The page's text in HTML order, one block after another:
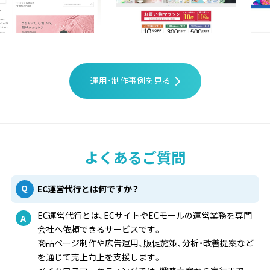
運用・制作事例を見る
よくあるご質問
EC運営代行とは何ですか？
EC運営代行とは、ECサイトやECモールの運営業務を専門
会社へ依頼できるサービスです。
商品ページ制作や広告運用、販促施策、分析・改善提案など
を通じて売上向上を支援します。